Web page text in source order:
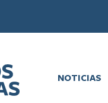
NOTICIAS